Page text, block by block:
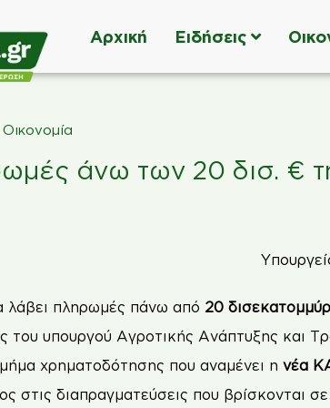
Αρχική Ειδήσεις
άνω των 20 δισ. €
πληρωμές πάνω από 20
του υπουργού Αγροτικής Ανάπτυξης και
χρηματοδότησης που αναμένει η νέα
στις διαπραγματεύσεις που βρίσκονται